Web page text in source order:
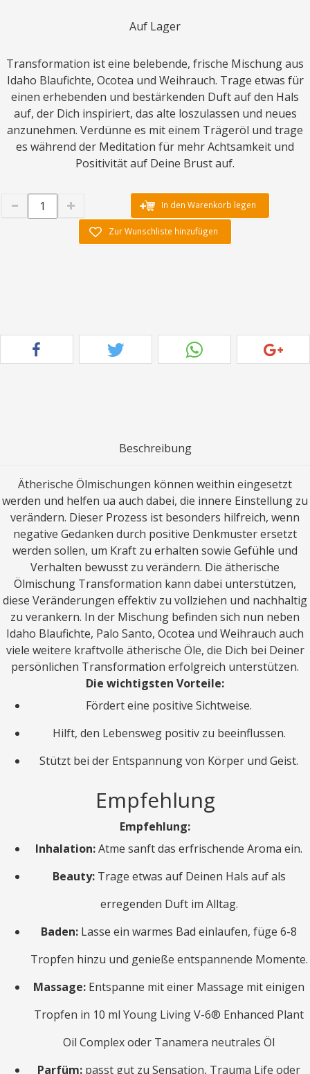
Auf Lager
Transformation ist eine belebende, frische Mischung aus
Idaho Blaufichte, Ocotea und Weihrauch. Trage etwas für
einen erhebenden und bestärkenden Duft auf den Hals
auf, der Dich inspiriert, das alte loszulassen und neues
anzunehmen. Verdünne es mit einem Trägeröl und trage
es während der Meditation für mehr Achtsamkeit und
Positivität auf Deine Brust auf.
In den Warenkorb legen
Zur Wunschliste hinzufügen
Beschreibung
Ätherische Ölmischungen können weithin eingesetzt
werden und helfen ua auch dabei, die innere Einstellung zu
verändern. Dieser Prozess ist besonders hilfreich, wenn
negative Gedanken durch positive Denkmuster ersetzt
werden sollen, um Kraft zu erhalten sowie Gefühle und
Verhalten bewusst zu verändern. Die ätherische
Ölmischung Transformation kann dabei unterstützen,
diese Veränderungen effektiv zu vollziehen und nachhaltig
zu verankern. In der Mischung befinden sich nun neben
Idaho Blaufichte, Palo Santo, Ocotea und Weihrauch auch
viele weitere kraftvolle ätherische Öle, die Dich bei Deiner
persönlichen Transformation erfolgreich unterstützen.
Die wichtigsten Vorteile:
Fördert eine positive Sichtweise.
Hilft, den Lebensweg positiv zu beeinflussen.
Stützt bei der Entspannung von Körper und Geist.
Empfehlung
Empfehlung:
Inhalation:Atme sanft das erfrischende Aroma ein.
Beauty:Trage etwas auf Deinen Hals auf als
erregenden Duft im Alltag.
Baden: Lasse ein warmes Bad einlaufen, füge 6-8
Tropfen hinzu und genieße entspannende Momente.
Massage: Entspanne mit einer Massage mit einigen
Tropfen in 10 ml Young Living V-6® Enhanced Plant
Oil Complex oder Tanamera neutrales Öl
Parfüm: passt gut zu Sensation, Trauma Life oder